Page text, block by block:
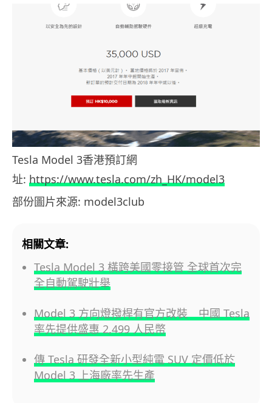
Tesla Model 3香港預訂網
址: https://www.tesla.com/zh_HK/model3
部份圖片來源: model3club
相關文章:
Tesla Model 3 橫跨美國零接管 全球首次完
全自動駕駛壯舉
Model 3 方向燈撥桿有官方改裝 中國 Tesla
率先提供盛惠 2,499 人民幣
傳 Tesla 研發全新小型純電 SUV 定價低於
Model 3 上海廠率先生產